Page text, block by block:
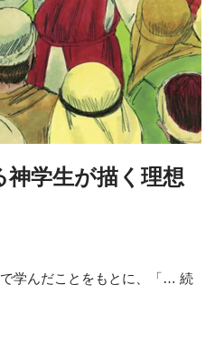
学生が描く理想
学んだことをもとに、「… 続